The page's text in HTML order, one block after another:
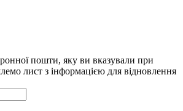
пошти, яку ви вказували при
лист з інформацією для відновлення